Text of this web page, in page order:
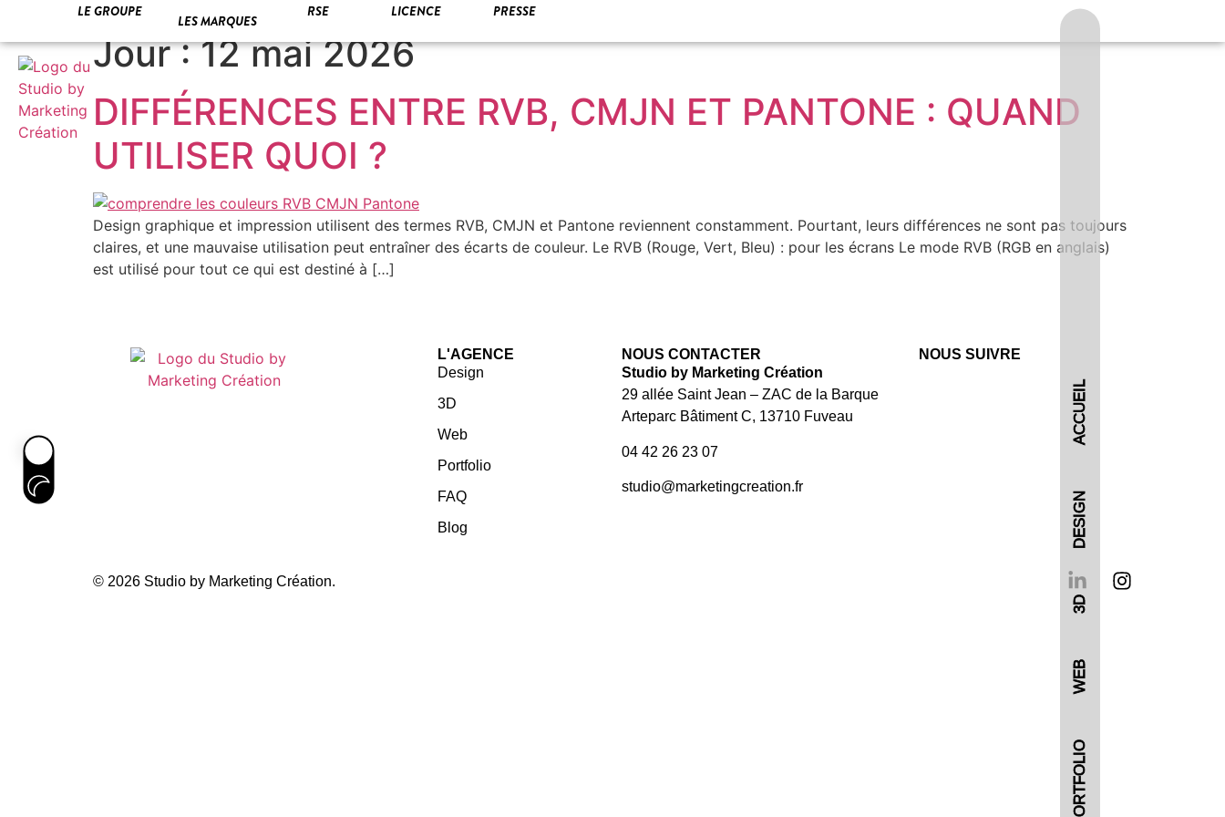
LE GROUPE
LES MARQUES
RSE LICENCE PRESSE
PORTFOLIO
WEB
3D
DESIGN
ACCUEIL
Jour :12 mai 2026
DIFFÉRENCES ENTRE RVB, CMJN ET PANTONE : QUAND
UTILISER QUOI ?
Design graphique et impression utilisent des termes RVB, CMJN et Pantone reviennent constamment. Pourtant, leurs différences ne sont pas toujours
claires, et une mauvaise utilisation peut entraîner des écarts de couleur. Le RVB (Rouge, Vert, Bleu) : pour les écrans Le mode RVB (RGB en anglais)
est utilisé pour tout ce qui est destiné à […]
L'AGENCE
Design
3D
Web
Portfolio
FAQ
Blog
NOUS CONTACTER
Studio by Marketing Création
29 allée Saint Jean – ZAC de la Barque
Arteparc Bâtiment C, 13710 Fuveau
04 42 26 23 07
studio@marketingcreation.fr
NOUS SUIVRE
© 2026 Studio by Marketing Création.